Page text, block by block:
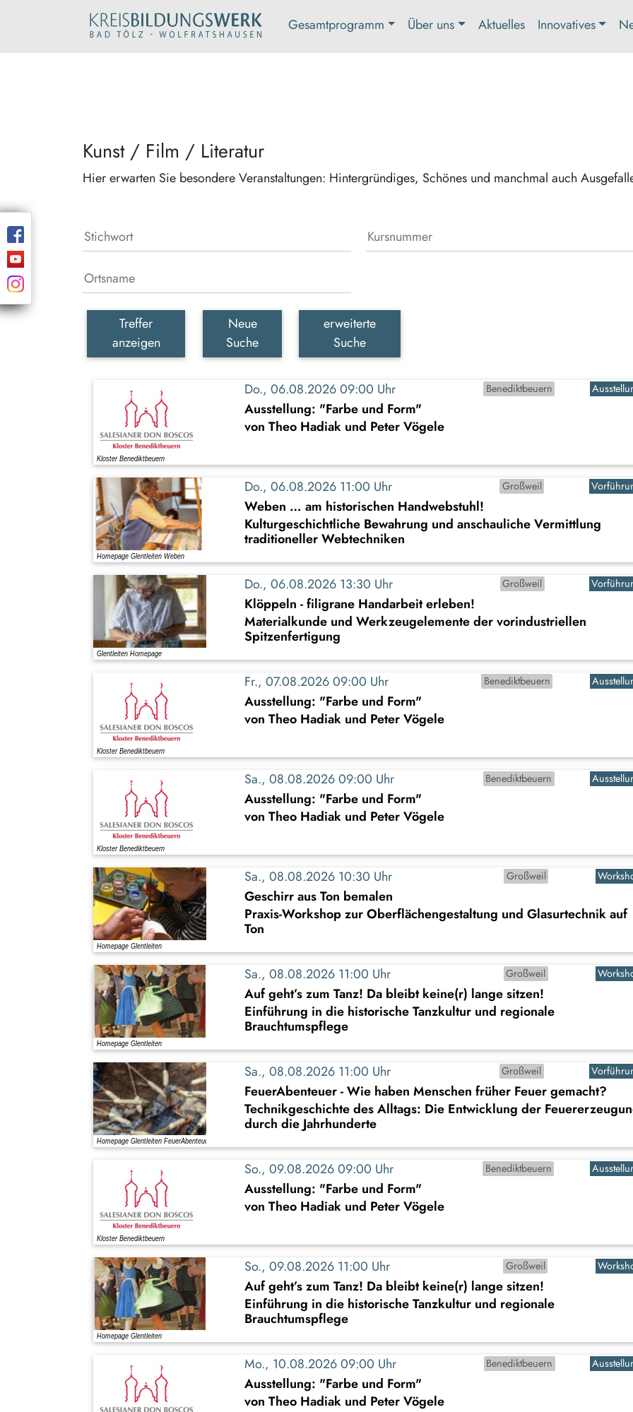
Gesamtprogramm Über uns Aktuelles Innovatives
Kunst / Film / Literatur
Hier erwarten Sie besondere Veranstaltungen: Hintergründiges, Schönes und manchmal auch
Treffer
anzeigen
Neue
Suche
erweiterte
Suche
Do., 06.08.2026 09:00 Uhr Benediktbeuern
Ausstellung: "Farbe und Form"
von Theo Hadiak und Peter Vögele
Do., 06.08.2026 11:00 Uhr Großweil
Weben … am historischen Handwebstuhl!
Kulturgeschichtliche Bewahrung und anschauliche Vermittlung
traditioneller Webtechniken
Do., 06.08.2026 13:30 Uhr Großweil
Klöppeln - filigrane Handarbeit erleben!
Materialkunde und Werkzeugelemente der vorindustriellen
Spitzenfertigung
Fr., 07.08.2026 09:00 Uhr Benediktbeuern
Ausstellung: "Farbe und Form"
von Theo Hadiak und Peter Vögele
Sa., 08.08.2026 09:00 Uhr Benediktbeuern
Ausstellung: "Farbe und Form"
von Theo Hadiak und Peter Vögele
Sa., 08.08.2026 10:30 Uhr Großweil
Geschirr aus Ton bemalen
Praxis-Workshop zur Oberflächengestaltung und Glasurtechnik auf
Ton
Sa., 08.08.2026 11:00 Uhr Großweil
Auf geht’s zum Tanz! Da bleibt keine(r) lange sitzen!
Einführung in die historische Tanzkultur und regionale
Brauchtumspflege
Sa., 08.08.2026 11:00 Uhr Großweil
FeuerAbenteuer - Wie haben Menschen früher Feuer gemacht?
Technikgeschichte des Alltags: Die Entwicklung der
durch die Jahrhunderte
So., 09.08.2026 09:00 Uhr Benediktbeuern
Ausstellung: "Farbe und Form"
von Theo Hadiak und Peter Vögele
So., 09.08.2026 11:00 Uhr Großweil
Auf geht’s zum Tanz! Da bleibt keine(r) lange sitzen!
Einführung in die historische Tanzkultur und regionale
Brauchtumspflege
Mo., 10.08.2026 09:00 Uhr Benediktbeuern
Ausstellung: "Farbe und Form"
von Theo Hadiak und Peter Vögele